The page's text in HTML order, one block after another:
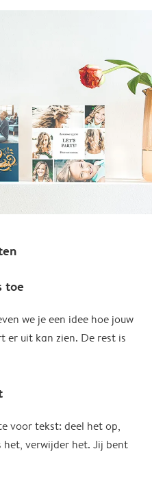
toe
we je een idee hoe jouw
er uit kan zien. De rest is
voor tekst: deel het op,
verwijder het. Jij bent